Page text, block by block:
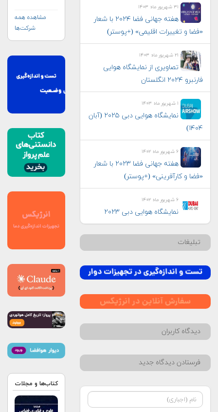
۳۱ شهریور ماه ۱۴۰۳
هفته جهانی فضا ۲۰۲۴ با شعار
«فضا و تغییرات اقلیمی» (+پوستر)
۲۱ شهریور ماه ۱۴۰۳
تصاویری از نمایشگاه هوایی
فارنبرو ۲۰۲۴ انگلستان
۱ شهریور ماه ۱۴۰۳
نمایشگاه هوایی دبی ۲۰۲۵ (آبان
۱۴۰۴)
۶ شهریور ماه ۱۴۰۲
هفته جهانی فضا ۲۰۲۳ با شعار
«فضا و کارآفرینی» (+پوستر)
۶ شهریور ماه ۱۴۰۲
نمایشگاه هوایی دبی ۲۰۲۳
تبلیغات
دیدگاه کاربران
فرستادن دیدگاه جدید
مشاهده همه
شرکت‌ها
کتاب‌ها و مجلات